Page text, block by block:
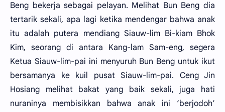
Beng bekerja sebagai pelayan. Melihat Bun Beng dia
tertarik sekali, apa lagi ketika mendengar bahwa anak
itu adalah putera mendiang Siauw-lim Bi-kiam Bhok
Kim, seorang di antara Kang-lam Sam-eng, segera
Ketua Siauw-lim-pai ini menyuruh Bun Beng untuk ikut
bersamanya ke kuil pusat Siauw-lim-pai. Ceng Jin
Hosiang melihat bakat yang baik sekali, juga hati
nuraninya membisikkan bahwa anak ini ‘berjodoh’